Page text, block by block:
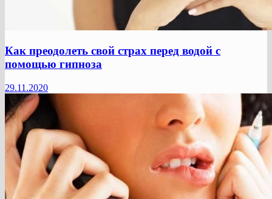
Как преодолеть свой страх перед водой с
помощью гипноза
29.11.2020